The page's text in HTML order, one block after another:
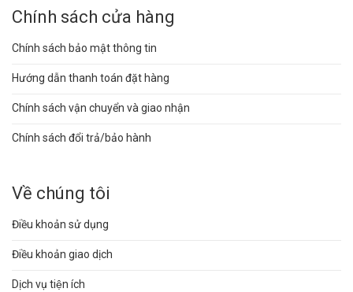
Chính sách cửa hàng
Chính sách bảo mật thông tin
Hướng dẫn thanh toán đặt hàng
Chính sách vận chuyển và giao nhận
Chính sách đổi trả/bảo hành
Về chúng tôi
Điều khoản sử dụng
Điều khoản giao dịch
Dịch vụ tiện ích